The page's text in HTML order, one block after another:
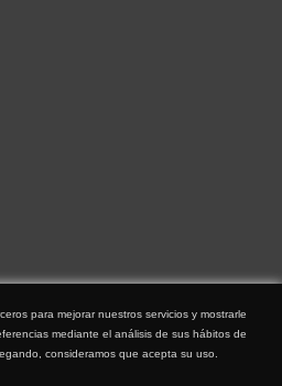
para mejorar nuestros servicios y mostrarle
mediante el análisis de sus hábitos de
consideramos que acepta su uso.